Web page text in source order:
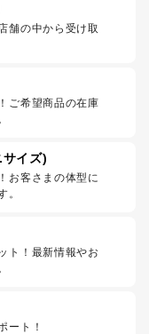
舗の中から受け取
ご希望商品の在庫
イズ)
お客さまの体型に
。
ト！最新情報やお
ート！